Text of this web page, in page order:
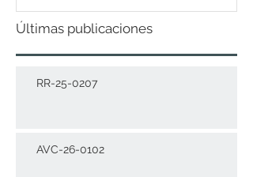
Últimas publicaciones
RR-25-0207
AVC-26-0102